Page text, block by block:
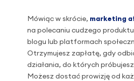
Mówiąc w skrócie, marketing
na polecaniu cudzego
blogu lub platformach
Otrzymujesz zapłatę, gdy
działania, do których
Możesz dostać prowizję od